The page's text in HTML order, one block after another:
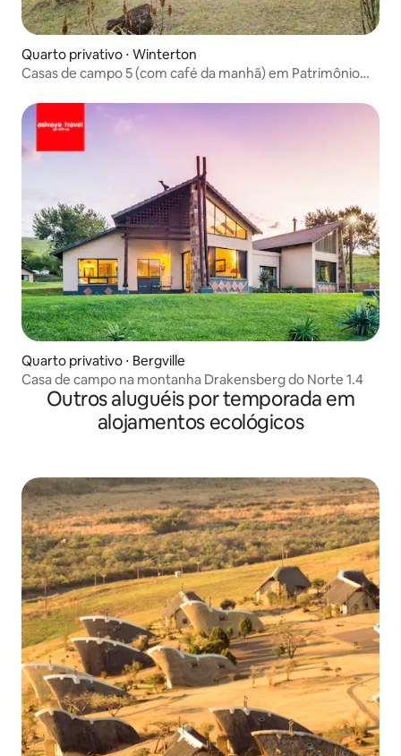
Quarto privativo ⋅ Winterton
Casas de campo 5 (com café da manhã) em Patrimônio
Quarto privativo ⋅ Bergville
Casa de campo na montanha Drakensberg do Norte 1.4
Outros aluguéis por temporada em
alojamentos ecológicos